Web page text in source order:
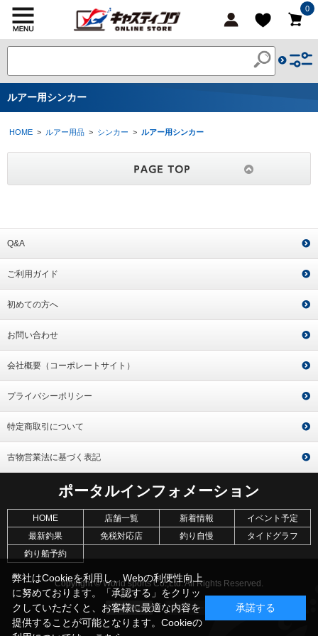
0
ルアー用シンカー
HOME > ルアー用品 > シンカー > ルアー用シンカー
Q&A
ご利用ガイド
初めての方へ
お問い合わせ
会社概要（コーポレートサイト）
プライバシーポリシー
特定商取引について
古物営業法に基づく表記
ポータルインフォメーション
HOME 店舗一覧 新着情報
イベント予定
最新釣果
免税対応店 釣り自慢
タイドグラフ
釣り船予約
Copyright © World sports Co.,Ltd. All Rights Reserved.
弊社はCookieを利用し、Webの利便性向上
に努めております。「承認する」をクリッ
クしていただくと、お客様に最適な内容を
提供することが可能となります。Cookieの
承諾する